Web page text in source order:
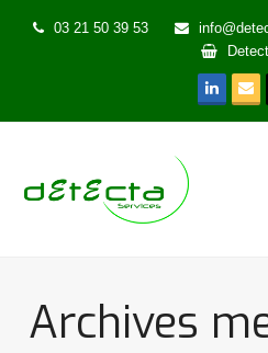
03 21 50 39 53
Archives